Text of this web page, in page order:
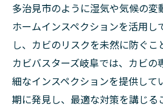
多治見市のように湿気や気候の変
ホームインスペクションを活用し
し、カビのリスクを未然に防ぐこ
カビバスターズ岐阜では、カビの
細なインスペクションを提供して
期に発見し、最適な対策を講じる